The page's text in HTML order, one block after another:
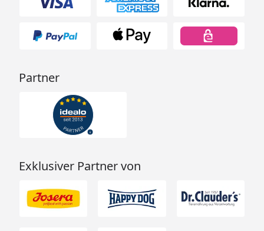
Partner
Exklusiver Partner von